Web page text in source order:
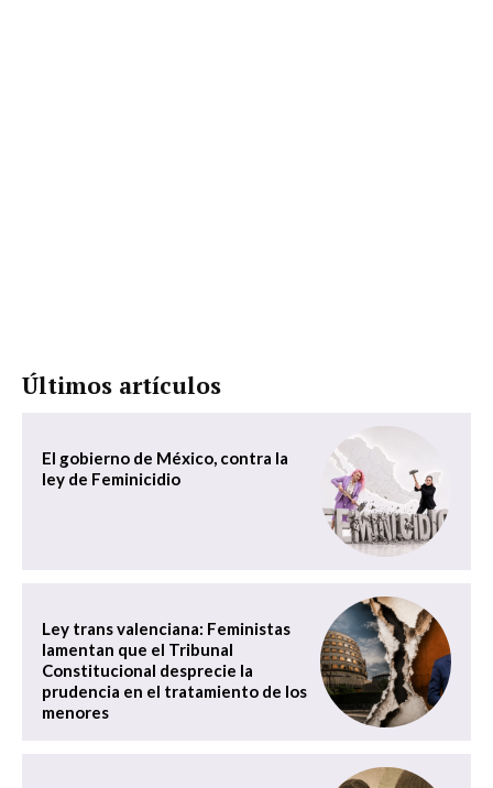
Últimos artículos
El gobierno de México, contra la
ley de Feminicidio
Ley trans valenciana: Feministas
lamentan que el Tribunal
Constitucional desprecie la
prudencia en el tratamiento de los
menores